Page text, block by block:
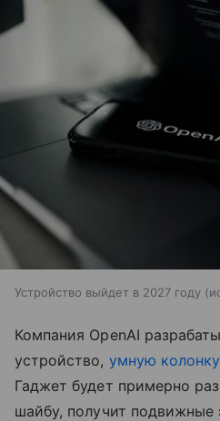
Устройство выйдет в 2027 году
Компания OpenAI
устройство, умную колонку
Гаджет будет примерно
шайбу, получит подвижные